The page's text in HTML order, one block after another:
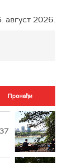
август 2026.